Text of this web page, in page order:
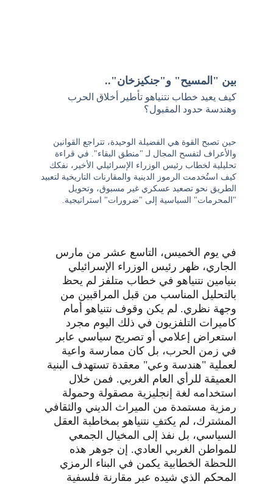
بين "المسيح" و"جنكيزخان"..
كيف يعيد خطاب نتنياهو تأطير أخلاق الحرب
وهندسة حدود المقبول؟
حين تصبح القوة هي الفضيلة الوحيدة، تتراجع القوانين
والأعراف لتفسح المجال لـ "منطق البقاء". في قراءة
تحليلية لخطاب رئيس الوزراء الإسرائيلي الأخير، نفكك
كيف استُخدمت الرموز الدينية والمقارنات التاريخية لتعبيد
الطريق نحو تصعيد عسكري غير مسبوق، وتحويل
"المحرمات" السياسية إلى "ضرورات" استراتيجية.
في يوم الخميس، التاسع عشر من مارس
الجاري، ظهر رئيس الوزراء الإسرائيلي
بنيامين نتنياهو في خطاب متلفز لم يحظ
بالتحليل المناسب من قبل المراقبين من
وجهة نظري. لم يكن وقوف نتنياهو أمام
كاميرات التلفزيون في ذلك اليوم مجرد
استعراض إعلامي أو تصريح سياسي عابر
في زمن الحرب، بل كان ممارسة واعية
لعملية "هندسة وعي" معقدة تستهدف البنية
العميقة للرأي العام الغربي. فمن خلال
استخدامه لغة إنجليزية مصقولة وحمولة
رمزية مستمدة من الميراث الديني والثقافي
المشترك، لم يكتفِ نتنياهو بمخاطبة العقل
السياسي، بل نفذ إلى المخيال الجمعي
للمواطن الغربي العادي. إن جوهر هذه
اللحظة الخطابية يكمن في البناء الرمزي
المحكم الذي شيده عبر مقارنة فلسفية